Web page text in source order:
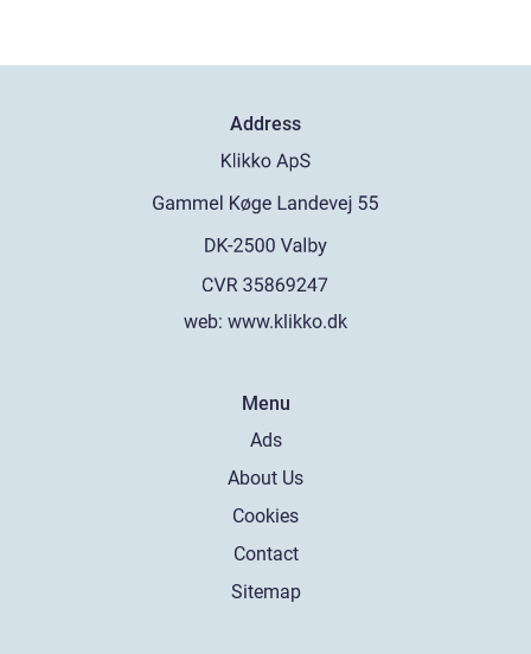
Address
web: www.klikko.dk
Menu
Ads
About Us
Cookies
Contact
Sitemap